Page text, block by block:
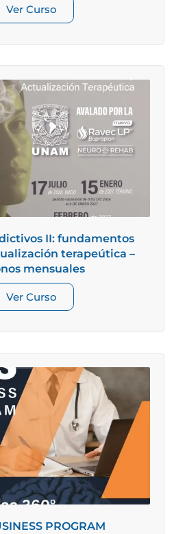
Ver Curso
II: fundamentos
terapeútica –
mensuales
Ver Curso
PROGRAM